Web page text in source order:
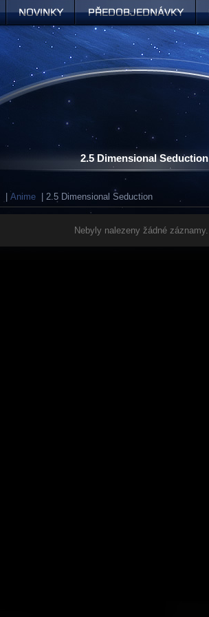
2.5 Dimensional Seduction
Anime | 2.5 Dimensional Seduction
Nebyly nalezeny žádné záznamy.
Předobjednávky